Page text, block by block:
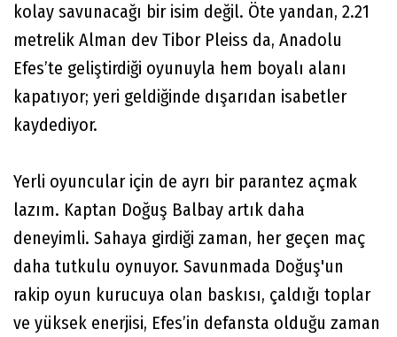
kolay savunacağı bir isim değil. Öte yandan, 2.21
metrelik Alman dev Tibor Pleiss da, Anadolu
Efes’te geliştirdiği oyunuyla hem boyalı alanı
kapatıyor; yeri geldiğinde dışarıdan isabetler
kaydediyor.
Yerli oyuncular için de ayrı bir parantez açmak
lazım. Kaptan Doğuş Balbay artık daha
deneyimli. Sahaya girdiği zaman, her geçen maç
daha tutkulu oynuyor. Savunmada Doğuş'un
rakip oyun kurucuya olan baskısı, çaldığı toplar
ve yüksek enerjisi, Efes’in defansta olduğu zaman